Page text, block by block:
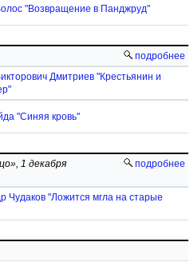
"Возвращение в Панджруд"
подробнее
Дмитриев "Крестьянин и
"Синяя кровь"
подробнее
1 декабря
Чудаков "Ложится мгла на старые